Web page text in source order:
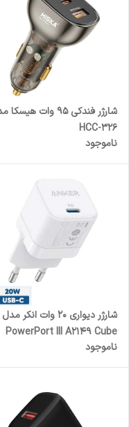
شارژر فندکی 95 وات
HCC-326
ناموجود
شارژر دیواری 20 وات انکر مدل
PowerPort III A2149 Cube
ناموجود